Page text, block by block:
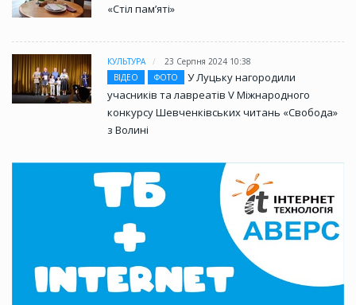
«Стіл памʼяті»
КУЛЬТУРА
23 Серпня 2024 10:38
ВІДЕО
ФОТО
У Луцьку нагородили
учасників та лавреатів V Міжнародного
конкурсу Шевченківських читань «Свобода»
з Волині